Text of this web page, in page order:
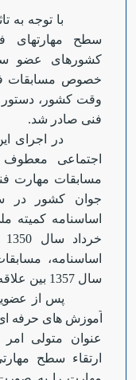
Open
Open
Open
با توجه به
سطح مهارتهای
کشورهای عضو
وقت کشور ،
فنی صادر شد.
در اجرای
اجتماعی
مسابقات مهارت
جوان کشور در سال 1350
اساسنامه کمیته
اساسنامه،
سال 1357 بین علاقه مندان مسابقات برگزار گردید.
پس از
آموزش های حرفه
عنوان متولی
ارتقاء سطح